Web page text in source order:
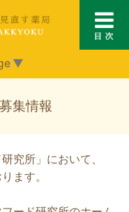
▼
集情報
究所」において、
ます。